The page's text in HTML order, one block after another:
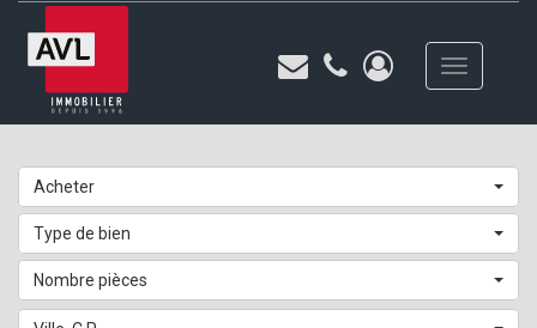
Toggle
navigation
Acheter
Type de bien
Nombre pièces